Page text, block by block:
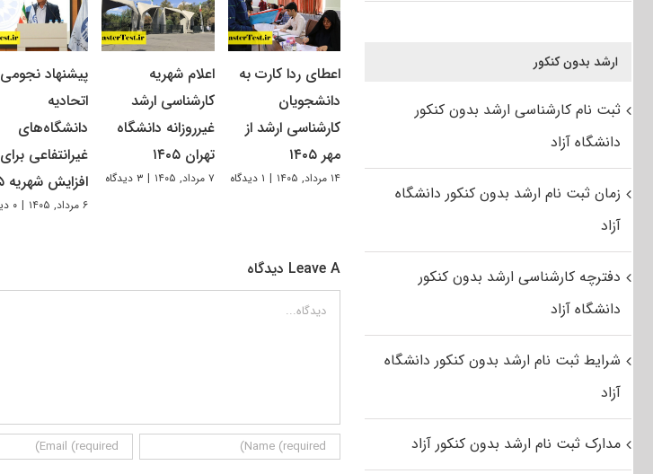
اعطای ردا کارت به
دانشجویان
کارشناسی ارشد از
مهر ۱۴۰۵
۱۴ مرداد, ۱۴۰۵ | ۱ دیدگاه
اعلام شهریه
کارشناسی ارشد
غیرروزانه دانشگاه
تهران ۱۴۰۵
۷ مرداد, ۱۴۰۵ | ۳ دیدگاه
پیشنهاد نجومی
اتحادیه
دانشگاه‌های
غیرانتفاعی برای
افزایش شهریه ۱۴۰۵
۶ مرداد, ۱۴۰۵ | ۰ دیدگاه
Leave A دیدگاه
دیدگاه
ارشد بدون کنکور
ثبت نام کارشناسی ارشد بدون کنکور
دانشگاه آزاد
زمان ثبت نام ارشد بدون کنکور دانشگاه
آزاد
دفترچه کارشناسی ارشد بدون کنکور
دانشگاه آزاد
شرایط ثبت نام ارشد بدون کنکور دانشگاه
آزاد
مدارک ثبت نام ارشد بدون کنکور آزاد